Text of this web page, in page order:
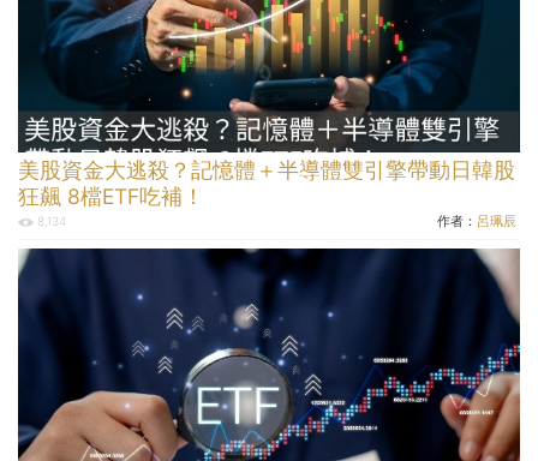
美股資金大逃殺？記憶體＋半導體雙引擎帶動日韓股
狂飆 8檔ETF吃補！
8,134 作者： 呂珮辰